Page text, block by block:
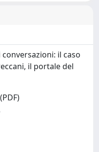
il caso
il portale del